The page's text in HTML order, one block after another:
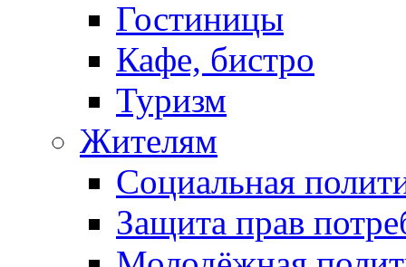
Гостиницы
Кафе, бистро
Туризм
Жителям
Социальная
Защита прав